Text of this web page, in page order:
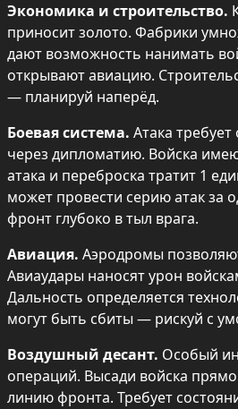
Экономика и строительство.
приносит золото. Фабрики
дают возможность нанимать
открывают авиацию.
— планируй наперёд.
Боевая система. Атака
через дипломатию. Войска
атака и переброска тратит 1
может провести серию атак за
фронт глубоко в тыл врага.
Авиация. Аэродромы
Авиаудары наносят урон
Дальность определяется
могут быть сбиты — рискуй с
Воздушный десант. Особый
операций. Высади войска
линию фронта. Требует